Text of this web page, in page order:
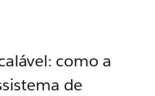
como a
de